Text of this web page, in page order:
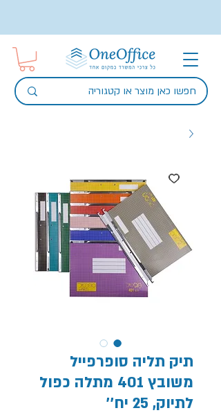
תיק תליה סופרפייל
משובץ 401 מתלה כפול
לתיוק, 25 יח''